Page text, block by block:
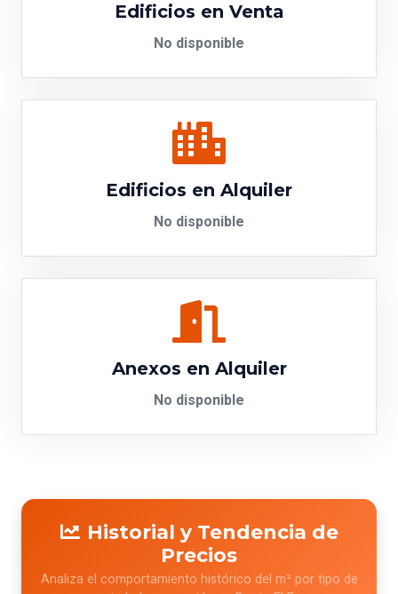
Edificios en Venta
No disponible
Edificios en Alquiler
No disponible
Anexos en Alquiler
No disponible
Historial y Tendencia de
Precios
Analiza el comportamiento histórico del m² por tipo de